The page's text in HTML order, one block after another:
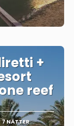
+
reef
7 NÄTTER